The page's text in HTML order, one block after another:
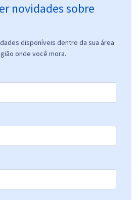
novidades sobre
disponíveis dentro da sua área
onde você mora.